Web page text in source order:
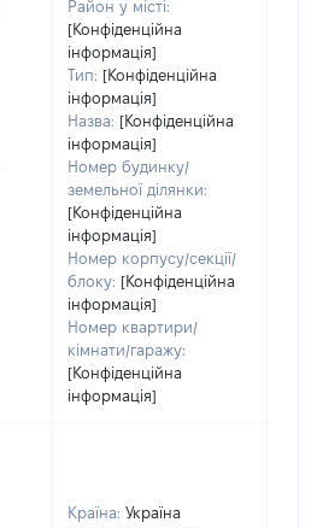
Район у місті:
[Конфіденційна
інформація]
Тип: [Конфіденційна
інформація]
Назва: [Конфіденційна
інформація]
Номер будинку/
земельної ділянки:
[Конфіденційна
інформація]
Номер корпусу/секції/
блоку: [Конфіденційна
інформація]
Номер квартири/
кімнати/гаражу:
[Конфіденційна
інформація]
Країна: Україна